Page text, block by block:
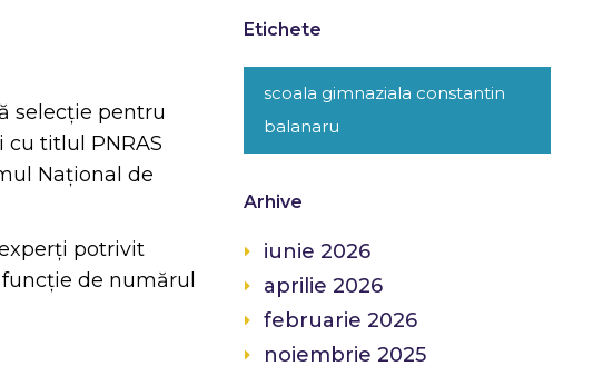
selecție pentru
titlul PNRAS
Național de
potrivit
de numărul
Etichete
scoala gimnaziala constantin
balanaru
Arhive
iunie 2026
aprilie 2026
februarie 2026
noiembrie 2025